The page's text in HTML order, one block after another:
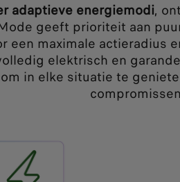
adaptieve energiemodi,
geeft prioriteit aan
een maximale actieradius
elektrisch en
in elke situatie te